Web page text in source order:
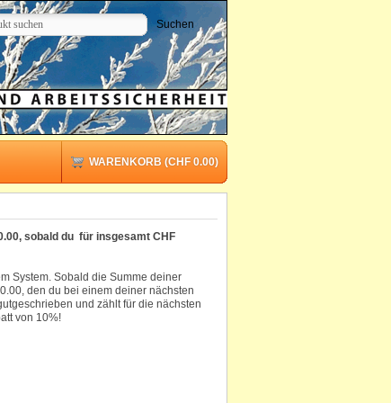
WARENKORB (CHF 0.00)
sobald du für insgesamt CHF
System. Sobald die Summe deiner
den du bei einem deiner nächsten
und zählt für die nächsten
von 10%!